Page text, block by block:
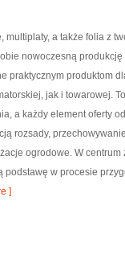
multiplaty, a także folia z
nowoczesną
praktycznym produktom
jak i towarowej.
a każdy element oferty
rozsady,
ogrodowe. W
podstawę w procesie
]